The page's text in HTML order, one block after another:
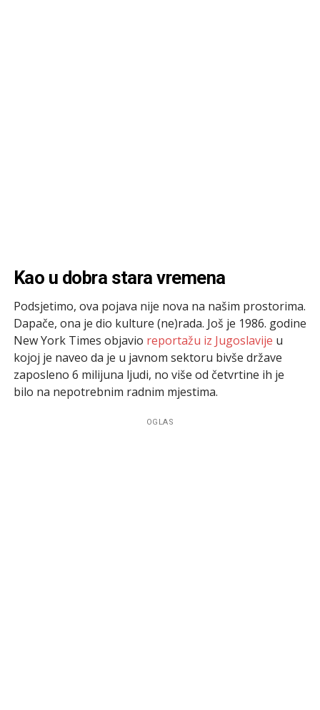
Kao u dobra stara vremena
Podsjetimo, ova pojava nije nova na našim prostorima.
Dapače, ona je dio kulture (ne)rada. Još je 1986. godine
New York Times objavio reportažu iz Jugoslavije u
kojoj je naveo da je u javnom sektoru bivše države
zaposleno 6 milijuna ljudi, no više od četvrtine ih je
bilo na nepotrebnim radnim mjestima.
OGLAS